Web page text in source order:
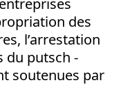
des
l’arrestation
du putsch -
soutenues par